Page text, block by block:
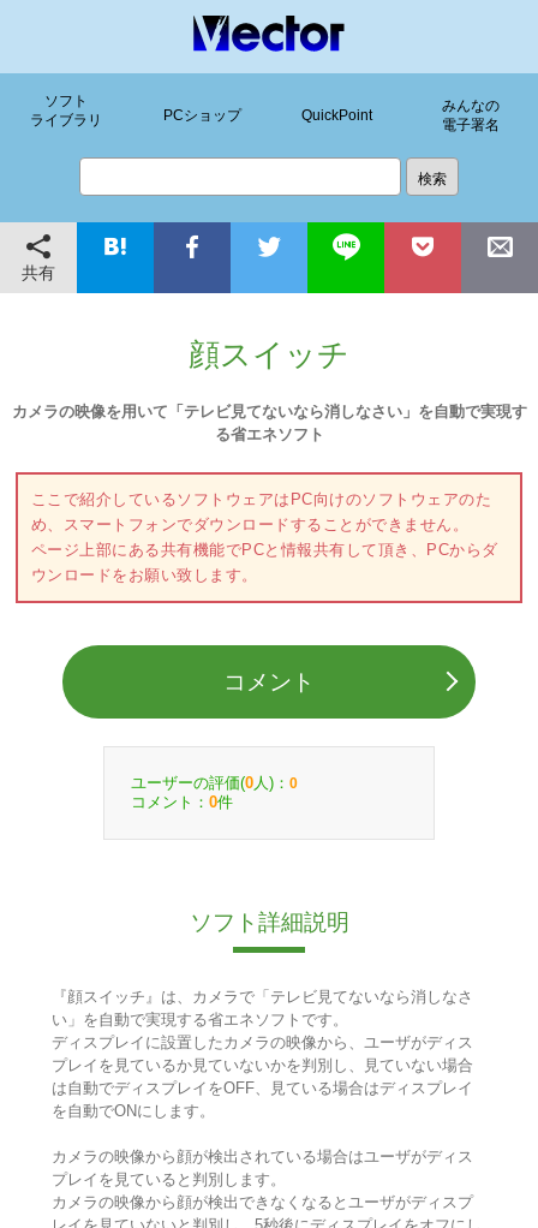
ソフト
ライブラリ
PCショップ QuickPoint
みんなの
電子署名
共有
顔スイッチ
カメラの映像を用いて「テレビ見てないなら消しなさい」を自動で実現す
る省エネソフト
ここで紹介しているソフトウェアはPC向けのソフトウェアのた
め、スマートフォンでダウンロードすることができません。
ページ上部にある共有機能でPCと情報共有して頂き、PCからダ
ウンロードをお願い致します。
コメント
ユーザーの評価(0 人)： 0
コメント： 0件
ソフト詳細説明
『顔スイッチ』は、カメラで「テレビ見てないなら消しなさ
い」を自動で実現する省エネソフトです。
ディスプレイに設置したカメラの映像から、ユーザがディス
プレイを見ているか見ていないかを判別し、見ていない場合
は自動でディスプレイをOFF、見ている場合はディスプレイ
を自動でONにします。
カメラの映像から顔が検出されている場合はユーザがディス
プレイを見ていると判別します。
カメラの映像から顔が検出できなくなるとユーザがディスプ